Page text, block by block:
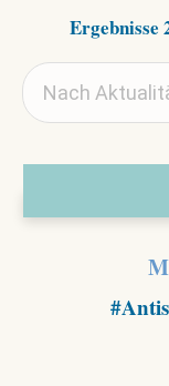
Ergebnisse